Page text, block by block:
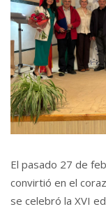
El pasado 27 de
convirtió en el
se celebró la XVI